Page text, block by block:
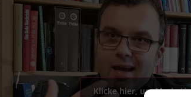
Klicke hier, um